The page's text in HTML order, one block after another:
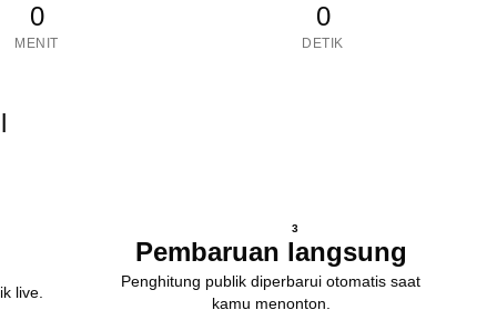
0
MENIT
0
DETIK
live.
3
Pembaruan langsung
Penghitung publik diperbarui otomatis saat
kamu menonton.